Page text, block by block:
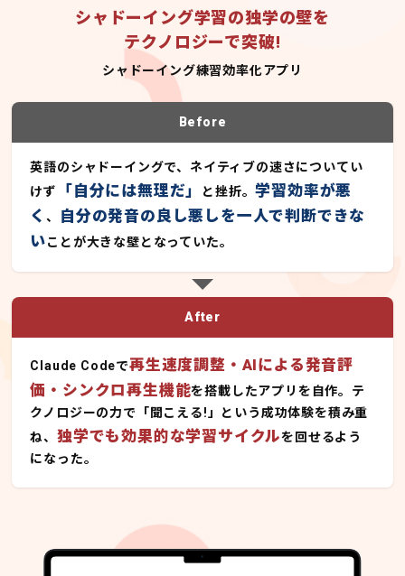
シャドーイング学習の独学の壁を
テクノロジーで突破!
シャドーイング練習効率化アプリ
Before
英語のシャドーイングで、ネイティブの速さについてい
けず
「自分には無理だ」 と挫折。学習効率が悪
く、
自分の発音の良し悪しを一人で判断できな
いことが大きな壁となっていた。
After
Claude Codeで再生速度調整・AIによる発音評
価・シンクロ再生機能を搭載したアプリを自作。テ
クノロジーの力で「聞こえる!」という成功体験を積み重
ね、独学でも効果的な学習サイクルを回せるよう
になった。